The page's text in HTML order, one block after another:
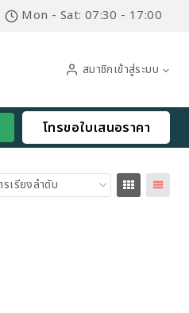
Mon - Sat: 07:30 - 17:00
สมาชิกเข้าสู่ระบบ
โทรขอใบเสนอราคา